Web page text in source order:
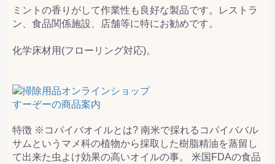
ミントの香りがして作業性も良好な製品です。レストラ
ン、食品関係施設、店舗等に特にお勧めです。
化学床材用(フローリング対応)。
特徴 ※コパイバオイルとは? 南米で採れるコパイババル
サムというマメ科の植物から採取した樹脂精油を蒸留し
て出来た虫よけ効果の高いオイルの事。 米国FDAの食品